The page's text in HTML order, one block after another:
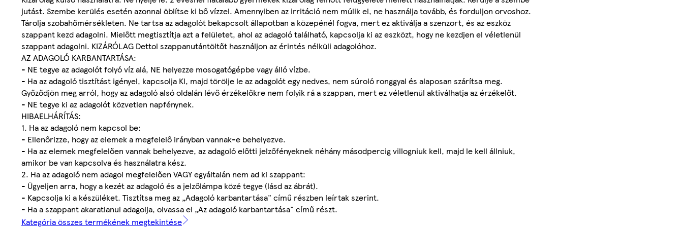
jutást. Szembe kerülés esetén azonnal öblítse ki bő vízzel. Amennyiben az irritáció nem múlik el, ne használja tovább, és forduljon orvoshoz.
Tárolja szobahőmérsékleten. Ne tartsa az adagolót bekapcsolt állapotban a közepénél fogva, mert ez aktiválja a szenzort, és az eszköz
szappant kezd adagolni. Mielőtt megtisztítja azt a felületet, ahol az adagoló található, kapcsolja ki az eszközt, hogy ne kezdjen el véletlenül
szappant adagolni. KIZÁRÓLAG Dettol szappanutántöltőt használjon az érintés nélküli adagolóhoz.
AZ ADAGOLÓ KARBANTARTÁSA:
- NE tegye az adagolót folyó víz alá, NE helyezze mosogatógépbe vagy álló vízbe.
- Ha az adagoló tisztítást igényel, kapcsolja Kl, majd törölje le az adagolót egy nedves, nem súroló ronggyal és alaposan szárítsa meg.
Győződjön meg arról, hogy az adagoló alsó oldalán lévő érzékelőkre nem folyik rá a szappan, mert ez véletlenül aktiválhatja az érzékelőt.
- NE tegye ki az adagolót közvetlen napfénynek.
HIBAELHÁRÍTÁS:
1. Ha az adagoló nem kapcsol be:
- Ellenőrizze, hogy az elemek a megfelelő irányban vannak-e behelyezve.
- Ha az elemek megfelelően vannak behelyezve, az adagoló előtti jelzőfényeknek néhány másodpercig villogniuk kell, majd le kell állniuk,
amikor be van kapcsolva és használatra kész.
2. Ha az adagoló nem adagol megfelelően VAGY egyáltalán nem ad ki szappant:
- Ügyeljen arra, hogy a kezét az adagoló és a jelzőlámpa közé tegye (lásd az ábrát).
- Kapcsolja ki a készüléket. Tisztítsa meg az „Adagoló karbantartása" című részben leírtak szerint.
- Ha a szappant akaratlanul adagolja, olvassa el „Az adagoló karbantartása" című részt.
Kategória összes termékének megtekintése